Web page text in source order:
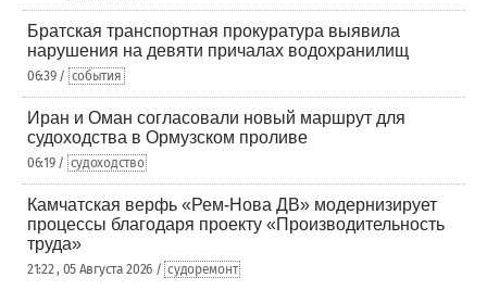
Братская транспортная прокуратура выявила
нарушения на девяти причалах водохранилищ
06:39 / события
Иран и Оман согласовали новый маршрут для
судоходства в Ормузском проливе
06:19 / судоходство
Камчатская верфь «Рем-Нова ДВ» модернизирует
процессы благодаря проекту «Производительность
труда»
21:22 , 05 Августа 2026 / судоремонт